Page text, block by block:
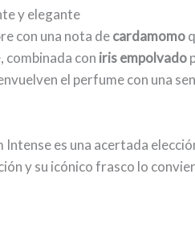
y elegante
con una nota decardamomo
combinada con iris empolvado
el perfume con una
Intense es una acertada
y su icónico frasco lo